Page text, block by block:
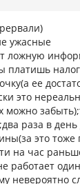
ужасные
ложную
платишь
ее
это
можно
раза в день
это тоже
на час
работает
невероятно